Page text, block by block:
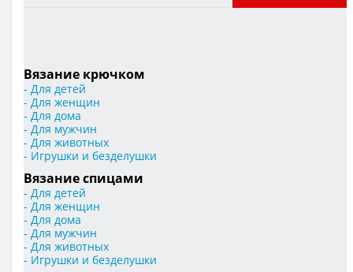
Вязание крючком
- Для детей
- Для женщин
- Для дома
- Для мужчин
- Для животных
- Игрушки и безделушки
Вязание спицами
- Для детей
- Для женщин
- Для дома
- Для мужчин
- Для животных
- Игрушки и безделушки